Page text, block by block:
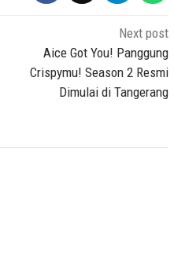
Next post
Aice Got You! Panggung
Crispymu! Season 2 Resmi
Dimulai di Tangerang